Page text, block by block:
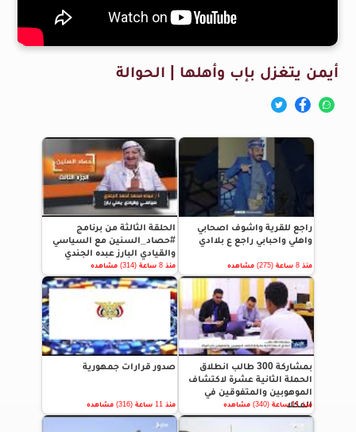
أيمن يتغزل بإب وأهلها | الحوالة
راجع للقرية واشوف اصحابي
واهلي واحبابي راجع ع بلاادي
منذ 8 ساعة (275) مشاهده
الحلقة الثالثة من برنامج
#حصاد_السنين مع السياسي
والقيادي البارز عبده الجندي
منذ 8 ساعة (314) مشاهده
بمشاركة 300 طالب انطلاق
الحملة الثانية عشرة لاكتشاف
الموهوبين والمتفوقين في
المكلا
منذ 11 ساعة (340) مشاهده
صدور قرارات جمهورية
منذ 11 ساعة (316) مشاهده